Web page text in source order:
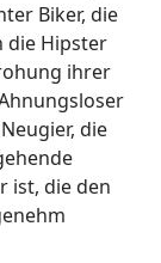
Biker, die
die Hipster
ihrer
die
ist, die den